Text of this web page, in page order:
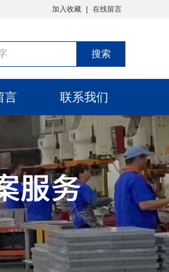
加入收藏 在线留言
言 联系我们